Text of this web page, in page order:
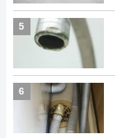
5
6